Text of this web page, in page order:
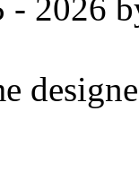
2026